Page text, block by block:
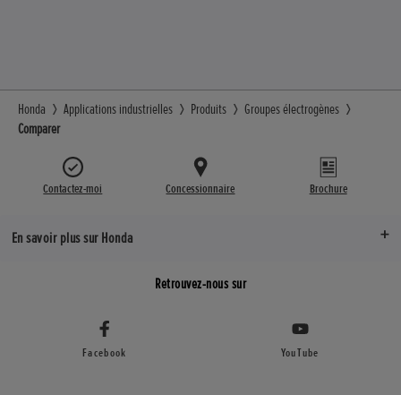
Honda Applications industrielles Produits
Groupes électrogènes
Comparer
Contactez-moi Concessionnaire Brochure
En savoir plus sur Honda
Retrouvez-nous sur
Facebook YouTube